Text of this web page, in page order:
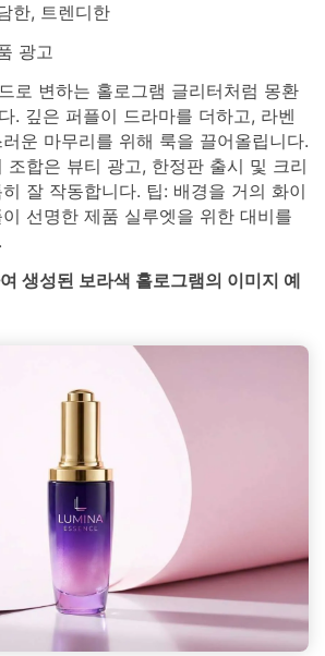
한, 트렌디한
광고
로 변하는 홀로그램 글리터처럼 몽환
. 깊은 퍼플이 드라마를 더하고, 라벤
운 마무리를 위해 룩을 끌어올립니다.
조합은 뷰티 광고, 한정판 출시 및 크리
잘 작동합니다. 팁: 배경을 거의 화이
선명한 제품 실루엣을 위한 대비를
생성된 보라색 홀로그램의 이미지 예